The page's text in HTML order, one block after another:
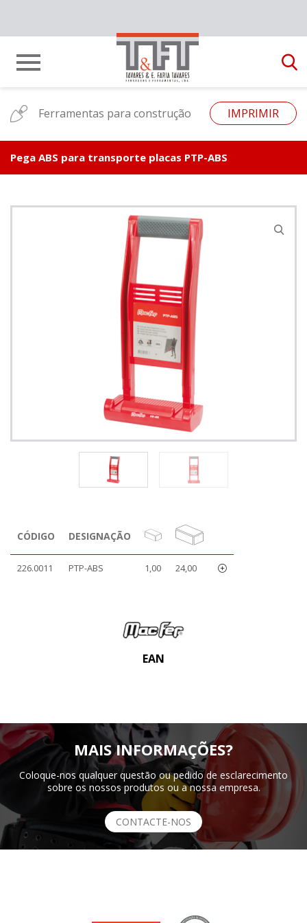
Ferramentas para construção IMPRIMIR
Pega ABS para transporte placas PTP-ABS
CÓDIGO DESIGNAÇÃO
226.0011 PTP-ABS 1,00 24,00
EAN
MAIS INFORMAÇÕES?
Coloque-nos qualquer questão ou pedido de esclarecimento
sobre os nossos produtos ou a nossa empresa.
CONTACTE-NOS